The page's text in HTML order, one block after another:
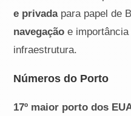
e privadapara papel de
navegação e
infraestrutura.
Números do Porto
17º maior porto dos